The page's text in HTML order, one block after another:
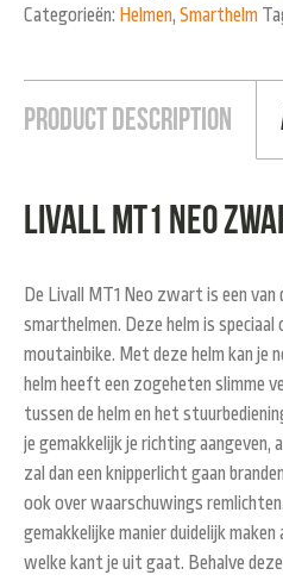
Categorieën: Helmen, Smarthelm
Product Description
Livall MT1 Neo
De Livall MT1 Neo zwart is een
smarthelmen. Deze helm is
moutainbike. Met deze helm kan je
helm heeft een zogeheten slimme
tussen de helm en het
je gemakkelijk je richting aangeven,
zal dan een knipperlicht gaan
ook over waarschuwings
gemakkelijke manier duidelijk
welke kant je uit gaat. Behalve